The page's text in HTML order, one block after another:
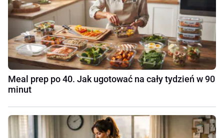
Meal prep po 40. Jak ugotować na cały tydzień w 90
minut